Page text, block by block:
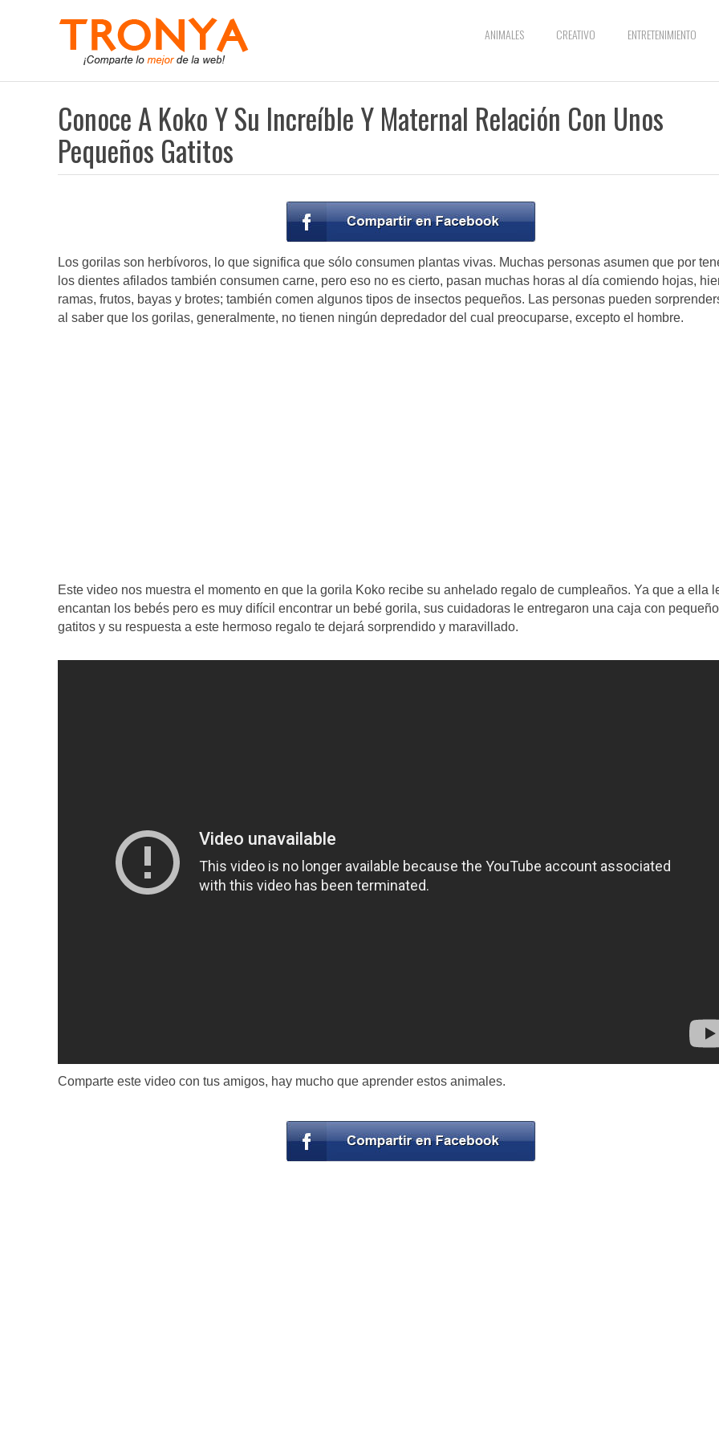
ANIMALES CREATIVO ENTRETENIMIENTO
Conoce A Koko Y Su Increíble Y Maternal Relación Con Unos
Pequeños Gatitos
Los gorilas son herbívoros, lo que significa que sólo consumen plantas vivas. Muchas personas asumen que por
los dientes afilados también consumen carne, pero eso no es cierto, pasan muchas horas al día comiendo hojas,
ramas, frutos, bayas y brotes; también comen algunos tipos de insectos pequeños. Las personas pueden
al saber que los gorilas, generalmente, no tienen ningún depredador del cual preocuparse, excepto el hombre.
Este video nos muestra el momento en que la gorila Koko recibe su anhelado regalo de cumpleaños. Ya que a ella
encantan los bebés pero es muy difícil encontrar un bebé gorila, sus cuidadoras le entregaron una caja con
gatitos y su respuesta a este hermoso regalo te dejará sorprendido y maravillado.
Comparte este video con tus amigos, hay mucho que aprender estos animales.